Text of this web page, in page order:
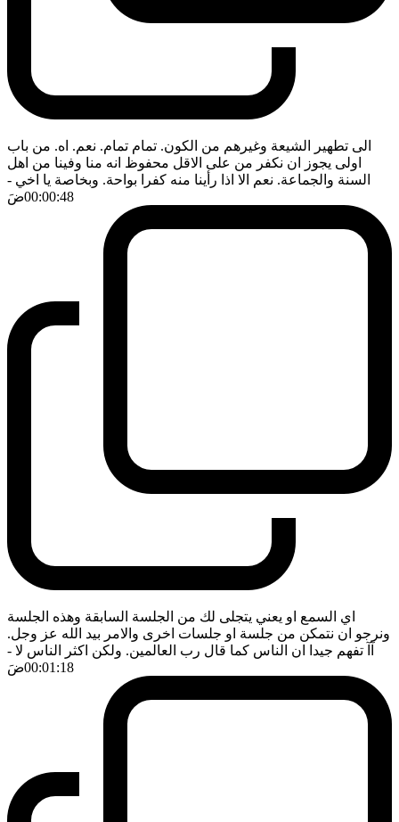
الى تطهير الشيعة وغيرهم من الكون. تمام تمام. نعم. اه. من باب
اولى يجوز ان نكفر من على الاقل محفوظ انه منا وفينا من اهل
السنة والجماعة. نعم الا اذا رأينا منه كفرا بواحة. وبخاصة يا اخي -
00:00:48ضَ
اي السمع او يعني يتجلى لك من الجلسة السابقة وهذه الجلسة
ونرجو ان نتمكن من جلسة او جلسات اخرى والامر بيد الله عز وجل.
آآ تفهم جيدا ان الناس كما قال رب العالمين. ولكن اكثر الناس لا -
00:01:18ضَ